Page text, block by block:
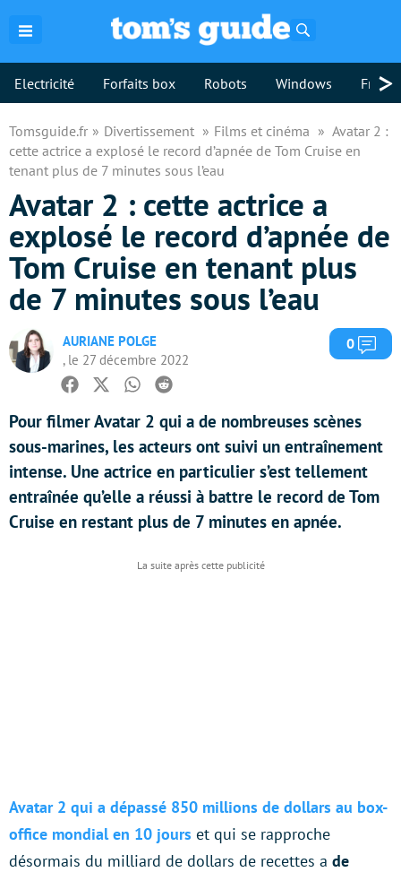
Electricité Forfaits box Robots Windows >
Tomsguide.fr Divertissement Films et cinéma
Avatar 2 :
cette actrice a explosé le record d’apnée de Tom Cruise en
tenant plus de 7 minutes sous l’eau
Avatar 2 : cette actrice a
explosé le record d’apnée de
Tom Cruise en tenant plus
de 7 minutes sous l’eau
AURIANE POLGE
, le 27 décembre 2022
0
Facebook
TwitterWhatsapp
Reddit
Pour filmer Avatar 2 qui a de nombreuses scènes
sous-marines, les acteurs ont suivi un entraînement
intense. Une actrice en particulier s’est tellement
entraînée qu’elle a réussi à battre le record de Tom
Cruise en restant plus de 7 minutes en apnée.
Avatar 2 qui a dépassé 850 millions de dollars au box-
office mondial en 10 jours et qui se rapproche
désormais du milliard de dollars de recettes a de